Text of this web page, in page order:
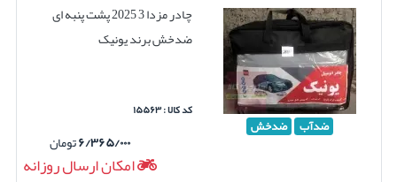
ضدآب ضدخش
چادر مزدا 3 2025 پشت پنبه ای
ضدخش برند یونیک
کد کالا : ۱۵۵۶۳
۶/۳۶۵/۰۰۰تومان
امکان ارسال روزانه